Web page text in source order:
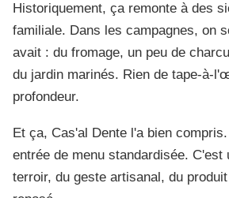
Historiquement, ça remonte à des
familiale. Dans les campagnes, on
avait : du fromage, un peu de
du jardin marinés. Rien de tape-à-
profondeur.
Et ça, Cas'al Dente l'a bien
entrée de menu standardisée. C'est
terroir, du geste artisanal, du